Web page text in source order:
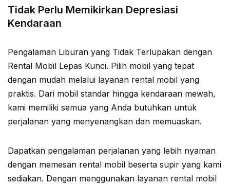
Tidak Perlu Memikirkan Depresiasi
Kendaraan
Pengalaman Liburan yang Tidak Terlupakan dengan
Rental Mobil Lepas Kunci. Pilih mobil yang tepat
dengan mudah melalui layanan rental mobil yang
praktis. Dari mobil standar hingga kendaraan mewah,
kami memiliki semua yang Anda butuhkan untuk
perjalanan yang menyenangkan dan memuaskan.
Dapatkan pengalaman perjalanan yang lebih nyaman
dengan memesan rental mobil beserta supir yang kami
sediakan. Dengan menggunakan layanan rental mobil